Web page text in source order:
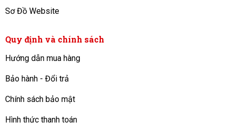
Sơ Đồ Website
Quy định và chính sách
Hướng dẫn mua hàng
Bảo hành - Đổi trả
Chính sách bảo mật
Hình thức thanh toán